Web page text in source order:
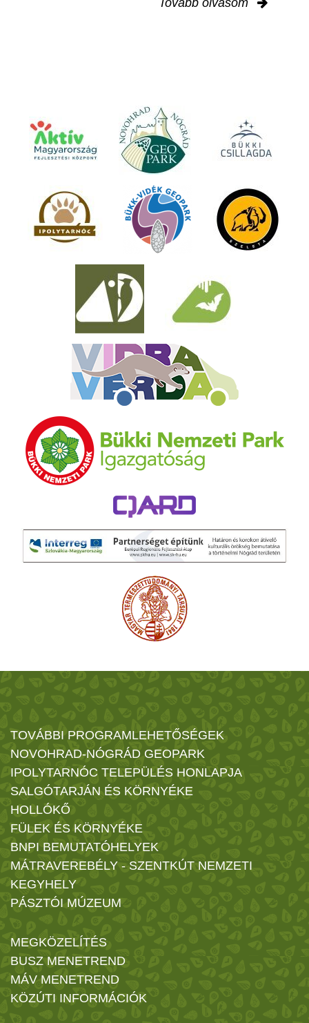
TOVÁBBI PROGRAMLEHETŐSÉGEK
NOVOHRAD-NÓGRÁD GEOPARK
IPOLYTARNÓC TELEPÜLÉS HONLAPJA
SALGÓTARJÁN ÉS KÖRNYÉKE
HOLLÓKŐ
FÜLEK ÉS KÖRNYÉKE
BNPI BEMUTATÓHELYEK
MÁTRAVEREBÉLY - SZENTKÚT NEMZETI
KEGYHELY
PÁSZTÓI MÚZEUM
MEGKÖZELÍTÉS
BUSZ MENETREND
MÁV MENETREND
KÖZÚTI INFORMÁCIÓK